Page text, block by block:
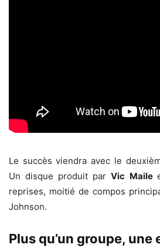
Le succès viendra avec le
Un disque produit parVic Maile
reprises, moitié de compos
Johnson.
Plus qu’un groupe,